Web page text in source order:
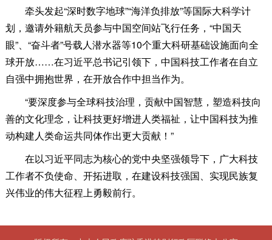
牵头发起“深时数字地球”“海洋负排放”等国际大科学计
划，邀请外籍航天员参与中国空间站飞行任务，“中国天
眼”、“奋斗者”号载人潜水器等10个重大科研基础设施面向全
球开放……在习近平总书记引领下，中国科技工作者在自立
自强中拥抱世界，在开放合作中担当作为。
“要深度参与全球科技治理，贡献中国智慧，塑造科技向
善的文化理念，让科技更好增进人类福祉，让中国科技为推
动构建人类命运共同体作出更大贡献！”
在以习近平同志为核心的党中央坚强领导下，广大科技
工作者不负使命、开拓进取，在建设科技强国、实现民族复
兴伟业的伟大征程上勇毅前行。